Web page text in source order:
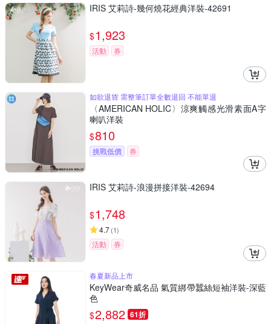
IRIS 艾莉詩-幾何燒花經典洋裝-42691
$1,923
活動 券
如欲退貨 需整筆訂單全數退回 不能單退
〈AMERICAN HOLIC〉涼爽觸感光滑素面A字
喇叭洋裝
$810
挑戰低價 券
IRIS 艾莉詩-浪漫拼接洋裝-42694
$1,748
4.7(1)
活動 券
春夏新品上市
KeyWear奇威名品 氣質綁帶蠶絲短袖洋裝-深藍
色
$2,882 61折